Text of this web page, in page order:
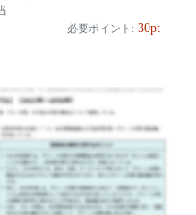
必要ポイント: 30pt